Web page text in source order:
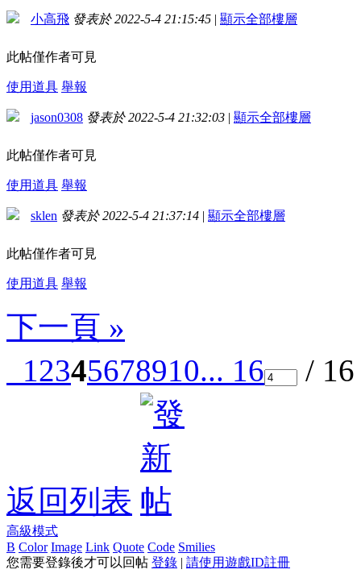
小高飛 發表於 2022-5-4 21:15:45 | 顯示全部樓層
此帖僅作者可見
使用道具 舉報
jason0308 發表於 2022-5-4 21:32:03 | 顯示全部樓層
此帖僅作者可見
使用道具 舉報
sklen 發表於 2022-5-4 21:37:14 | 顯示全部樓層
此帖僅作者可見
使用道具 舉報
下一頁 »
12345678910... 16 /
返回列表
高級模式
B Color Image Link Quote Code Smilies
您需要登錄後才可以回帖 登錄 | 請使用遊戲ID註冊